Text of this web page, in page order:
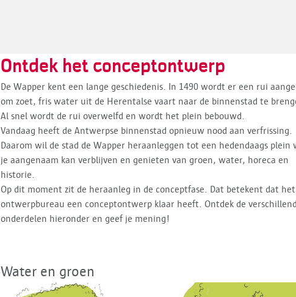
Ontdek het conceptontwerp
De Wapper kent een lange geschiedenis. In 1490 wordt er een rui
om zoet, fris water uit de Herentalse vaart naar de binnenstad te
Al snel wordt de rui overwelfd en wordt het plein bebouwd.
Vandaag heeft de Antwerpse binnenstad opnieuw nood aan verfrissing.
Daarom wil de stad de Wapper heraanleggen tot een hedendaags plein
je aangenaam kan verblijven en genieten van groen, water, horeca en
historie.
Op dit moment zit de heraanleg in de conceptfase. Dat betekent dat het
ontwerpbureau een conceptontwerp klaar heeft. Ontdek de
onderdelen hieronder en geef je mening!
Water en groen